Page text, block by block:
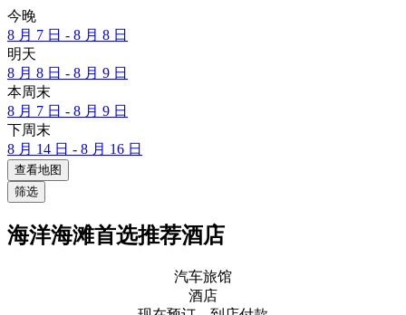
今晚
8 月 7 日 - 8 月 8 日
明天
8 月 8 日 - 8 月 9 日
本周末
8 月 7 日 - 8 月 9 日
下周末
8 月 14 日 - 8 月 16 日
查看地图
筛选
海洋海滩首选推荐酒店
汽车旅馆
酒店